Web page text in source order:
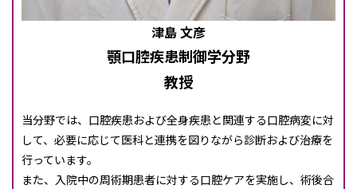
津島 文彦
顎口腔疾患制御学分野
教授
当分野では、口腔疾患および全身疾患と関連する口腔病変に対
して、必要に応じて医科と連携を図りながら診断および治療を
行っています。
また、入院中の周術期患者に対する口腔ケアを実施し、術後合